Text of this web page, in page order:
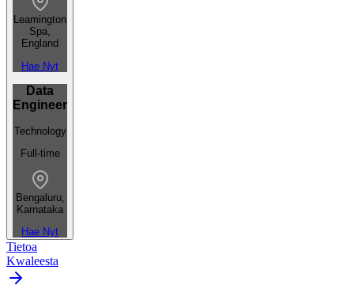
Leamington
Spa,
England
Hae Nyt
Data
Engineer
Technology
Full-time
Bengaluru,
Karnataka
Hae Nyt
Tietoa
Kwaleesta